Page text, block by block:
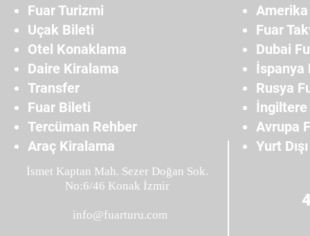
Fuar Turizmi
Uçak Bileti
Otel Konaklama
Daire Kiralama
Transfer
Fuar Bileti
Tercüman Rehber
Araç Kiralama
Amerika
Fuar
Dubai
İspanya
Rusya
İngiltere
Avrupa
Yurt
İsmet Kaptan Mah. Sezer Doğan Sok.
No:6/46 Konak İzmir
info@fuarturu.com